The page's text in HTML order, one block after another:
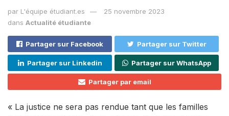
par L'équipe étudiant.es
25 novembre 2023
dans Actualité étudiante
Partager sur Facebook Partager sur Twitter
Partager sur Linkedin Partager sur WhatsApp
Partager par email
« La justice ne sera pas rendue tant que les familles